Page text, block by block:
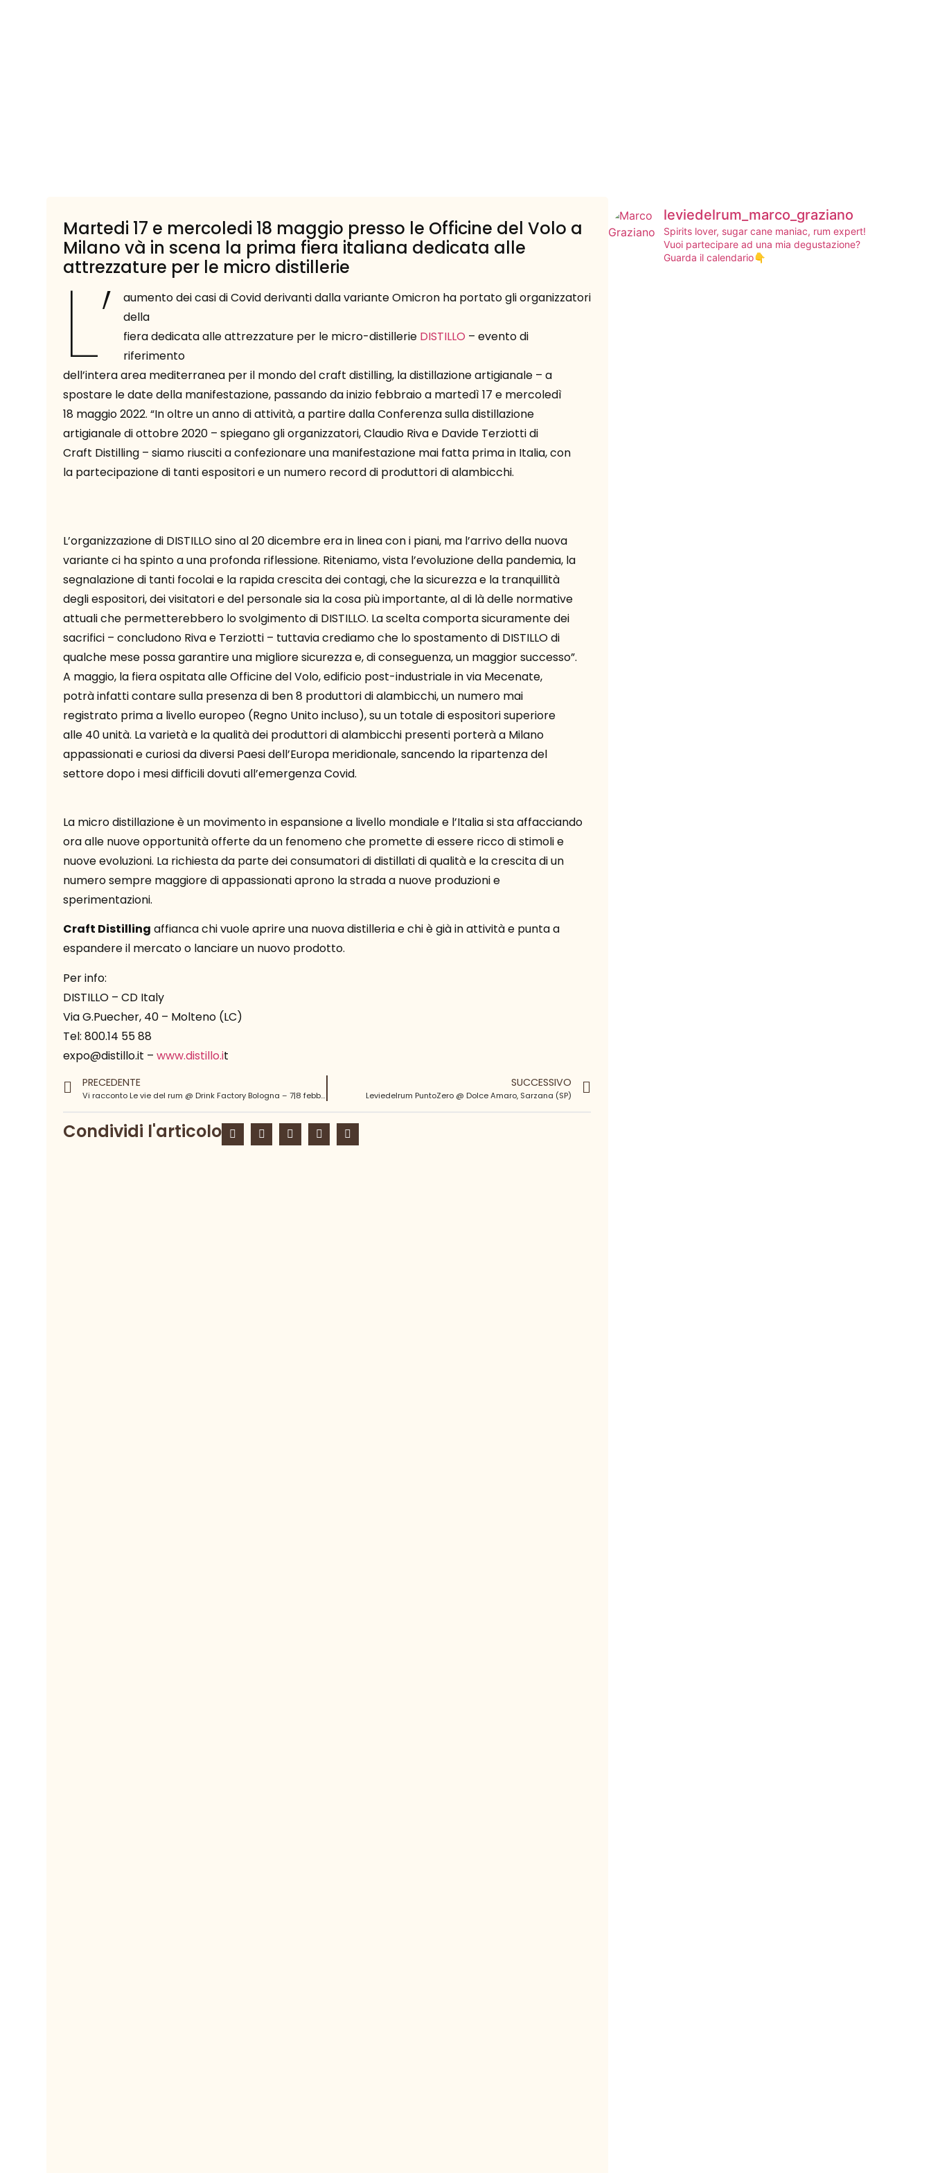
Martedi 17 e mercoledi 18 maggio presso le Officine del Volo a
Milano và in scena la prima fiera italiana dedicata alle
attrezzature per le micro distillerie
L’
aumento dei casi di Covid derivanti dalla variante Omicron ha portato gli organizzatori
della
fiera dedicata alle attrezzature per le micro-distillerie DISTILLO – evento di
riferimento
dell’intera area mediterranea per il mondo del craft distilling, la distillazione artigianale – a
spostare le date della manifestazione, passando da inizio febbraio a martedì 17 e mercoledì
18 maggio 2022. “In oltre un anno di attività, a partire dalla Conferenza sulla distillazione
artigianale di ottobre 2020 – spiegano gli organizzatori, Claudio Riva e Davide Terziotti di
Craft Distilling – siamo riusciti a confezionare una manifestazione mai fatta prima in Italia, con
la partecipazione di tanti espositori e un numero record di produttori di alambicchi.
L’organizzazione di DISTILLO sino al 20 dicembre era in linea con i piani, ma l’arrivo della nuova
variante ci ha spinto a una profonda riflessione. Riteniamo, vista l’evoluzione della pandemia, la
segnalazione di tanti focolai e la rapida crescita dei contagi, che la sicurezza e la tranquillità
degli espositori, dei visitatori e del personale sia la cosa più importante, al di là delle normative
attuali che permetterebbero lo svolgimento di DISTILLO. La scelta comporta sicuramente dei
sacrifici – concludono Riva e Terziotti – tuttavia crediamo che lo spostamento di DISTILLO di
qualche mese possa garantire una migliore sicurezza e, di conseguenza, un maggior successo”.
A maggio, la fiera ospitata alle Officine del Volo, edificio post-industriale in via Mecenate,
potrà infatti contare sulla presenza di ben 8 produttori di alambicchi, un numero mai
registrato prima a livello europeo (Regno Unito incluso), su un totale di espositori superiore
alle 40 unità. La varietà e la qualità dei produttori di alambicchi presenti porterà a Milano
appassionati e curiosi da diversi Paesi dell’Europa meridionale, sancendo la ripartenza del
settore dopo i mesi difficili dovuti all’emergenza Covid.
La micro distillazione è un movimento in espansione a livello mondiale e l’Italia si sta affacciando
ora alle nuove opportunità offerte da un fenomeno che promette di essere ricco di stimoli e
nuove evoluzioni. La richiesta da parte dei consumatori di distillati di qualità e la crescita di un
numero sempre maggiore di appassionati aprono la strada a nuove produzioni e
sperimentazioni.
Craft Distilling affianca chi vuole aprire una nuova distilleria e chi è già in attività e punta a
espandere il mercato o lanciare un nuovo prodotto.
Per info:
DISTILLO – CD Italy
Via G.Puecher, 40 – Molteno (LC)
Tel: 800.14 55 88
expo@distillo.it –www.distillo.it
PRECEDENTE
Vi racconto Le vie del rum @ Drink Factory Bologna – 7|8 febbraio 2022
SUCCESSIVO
Leviedelrum PuntoZero @ Dolce Amaro, Sarzana (SP)
Condividi l'articolo
leviedelrum_marco_graziano
Spirits lover, sugar cane maniac, rum expert!
Vuoi partecipare ad una mia degustazione?
Guarda il calendario👇